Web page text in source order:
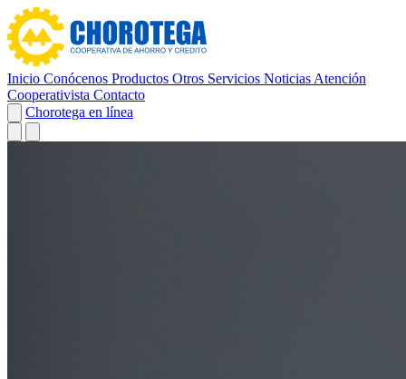
Inicio Conócenos Productos Otros Servicios Noticias Atención
Cooperativista Contacto
Chorotega en línea